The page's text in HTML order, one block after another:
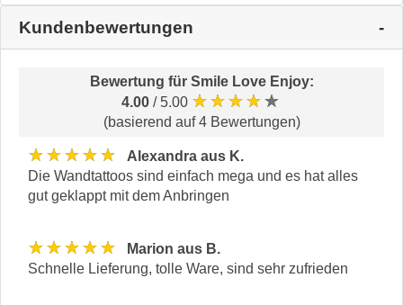
Kundenbewertungen
Bewertung für Smile Love Enjoy:
4.00 / 5.00 ★★★★★
(basierend auf 4 Bewertungen)
★★★★★
Alexandra aus K.
Die Wandtattoos sind einfach mega und es hat alles
gut geklappt mit dem Anbringen
★★★★★
Marion aus B.
Schnelle Lieferung, tolle Ware, sind sehr zufrieden